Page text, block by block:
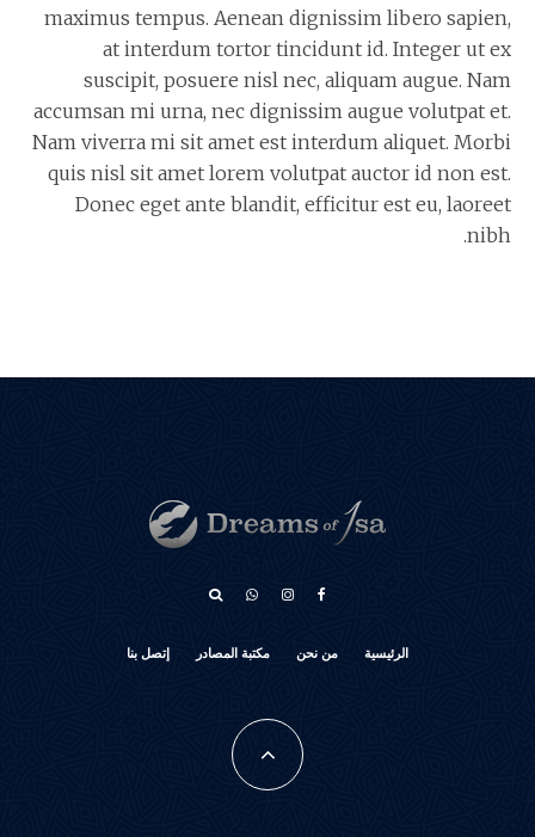
maximus tempus. Aenean dignissim libero sapien,
at interdum tortor tincidunt id. Integer ut ex
suscipit, posuere nisl nec, aliquam augue. Nam
accumsan mi urna, nec dignissim augue volutpat et.
Nam viverra mi sit amet est interdum aliquet. Morbi
quis nisl sit amet lorem volutpat auctor id non est.
Donec eget ante blandit, efficitur est eu, laoreet
nibh.
الرئيسية من نحن مكتبة المصادر إتصل بنا